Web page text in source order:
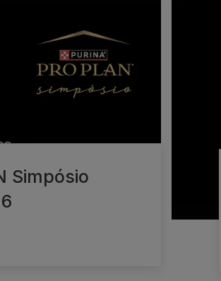
Simpósio